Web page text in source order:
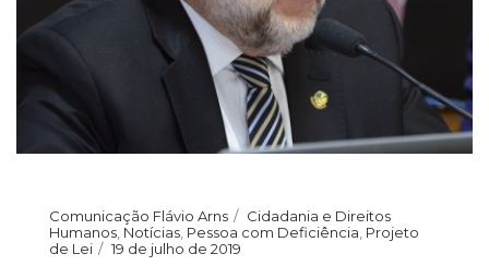
Comunicação Flávio Arns
Cidadania e Direitos
Humanos Notícias Pessoa com Deficiência Projeto
de Lei
19 de julho de 2019